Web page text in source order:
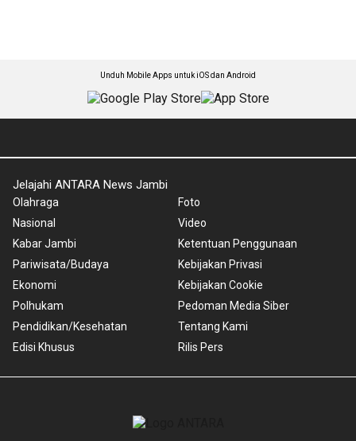
Unduh Mobile Apps untuk iOS dan Android
Jelajahi ANTARA News Jambi
Olahraga
Nasional
Kabar Jambi
Pariwisata/Budaya
Ekonomi
Polhukam
Pendidikan/Kesehatan
Edisi Khusus
Foto
Video
Ketentuan Penggunaan
Kebijakan Privasi
Kebijakan Cookie
Pedoman Media Siber
Tentang Kami
Rilis Pers